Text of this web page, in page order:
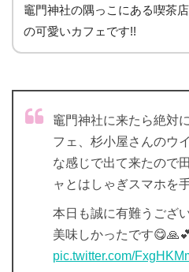
竈門神社の隅っこにある喫茶
の可愛いカフェです!!
竈門神社に来たら絶対
フェ、杉小屋さんのウ
な感じで出て来たので
ャとはしゃぎスマホを
本日も誠に有難うござ
美味しかったです
pic.twitter.com/